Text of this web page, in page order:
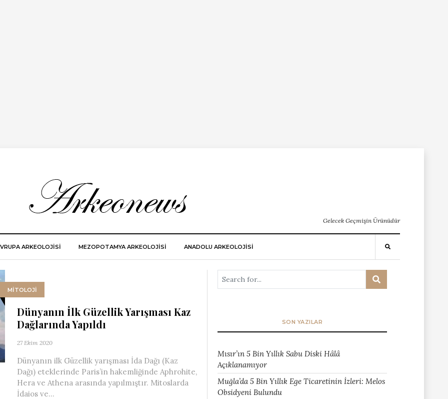
Gelecek Geçmişin Ürünüdür
ARKEOLOJISI MEZOPOTAMYA ARKEOLOJISI ANADOLU ARKEOLOJİSİ
MİTOLOJİ
Dünyanın İlk Güzellik Yarışması Kaz
Dağlarında Yapıldı
27 Ekim 2020
Dünyanın ilk Güzellik yarışması İda Dağı (Kaz
Dağı) eteklerinde Paris’in hakemliğinde Aphrohite,
Hera ve Athena arasında yapılmıştır. Mitoslarda
İdaios ve...
SON YAZILAR
Mısır’ın 5 Bin Yıllık Sabu Diski Hâlâ
Açıklanamıyor
Muğla’da 5 Bin Yıllık Ege Ticaretinin İzleri: Melos
Obsidyeni Bulundu